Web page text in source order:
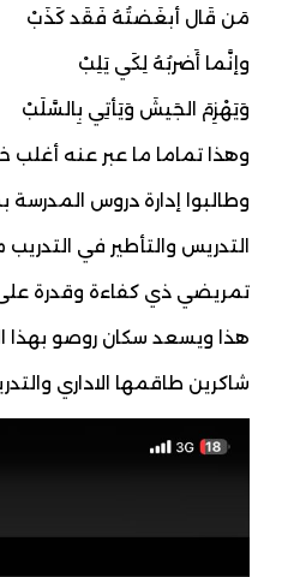
مَن قَال أبغَضتُهُ فَقَد كَذَبْ
وإنَّما أَضربُهُ لِكَي يَلِبْ
وَيَهْزِمَ الجَيشَ وَيَأتِي بِالسَّلَبْ
وهذا تماما ما عبر عنه أغلب
وطالبوا إدارة دروس
التدريس والتأطير في
تمريضي ذي كفاءة وقدرة
هذا ويسعد سكان روصو بهذا
شاكرين طاقمها الاداري